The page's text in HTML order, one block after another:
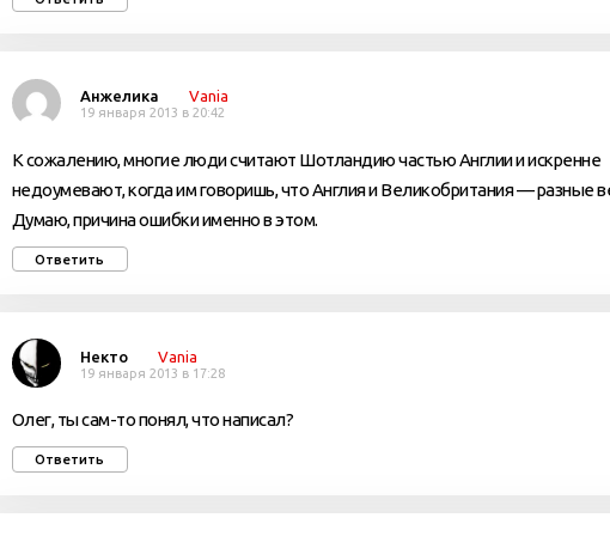
Анжелика Vania
19 января 2013 в 20:42
К сожалению, многие люди считают Шотландию частью Англии и искренне
недоумевают, когда им говоришь, что Англия и Великобритания — разные
Думаю, причина ошибки именно в этом.
Ответить
Некто Vania
19 января 2013 в 17:28
Олег, ты сам-то понял, что написал?
Ответить